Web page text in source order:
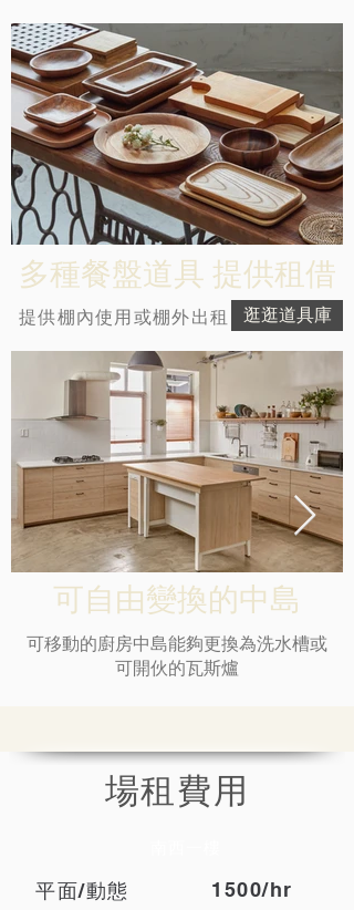
多種餐盤道具 提供租借
提供棚內使用或棚外出租 逛逛道具庫
可自由變換的中島
可移動的廚房中島能夠更換為洗水槽或
可開伙的瓦斯爐
場租費用
平面/動態 1500/hr